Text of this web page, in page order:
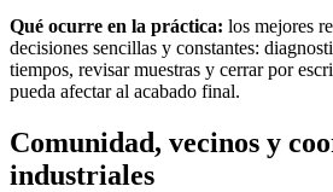
Qué ocurre en la práctica: los mejores
decisiones sencillas y constantes:
tiempos, revisar muestras y cerrar por
pueda afectar al acabado final.
Comunidad, vecinos y
industriales